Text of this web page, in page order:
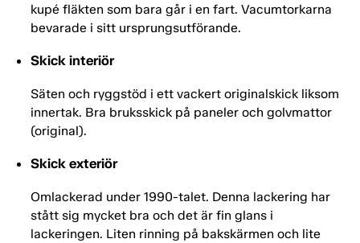
kupé fläkten som bara går i en fart. Vacumtorkarna
bevarade i sitt ursprungsutförande.
Skick interiör
Säten och ryggstöd i ett vackert originalskick liksom
innertak. Bra bruksskick på paneler och golvmattor
(original).
Skick exteriör
Omlackerad under 1990-talet. Denna lackering har
stått sig mycket bra och det är fin glans i
lackeringen. Liten rinning på bakskärmen och lite